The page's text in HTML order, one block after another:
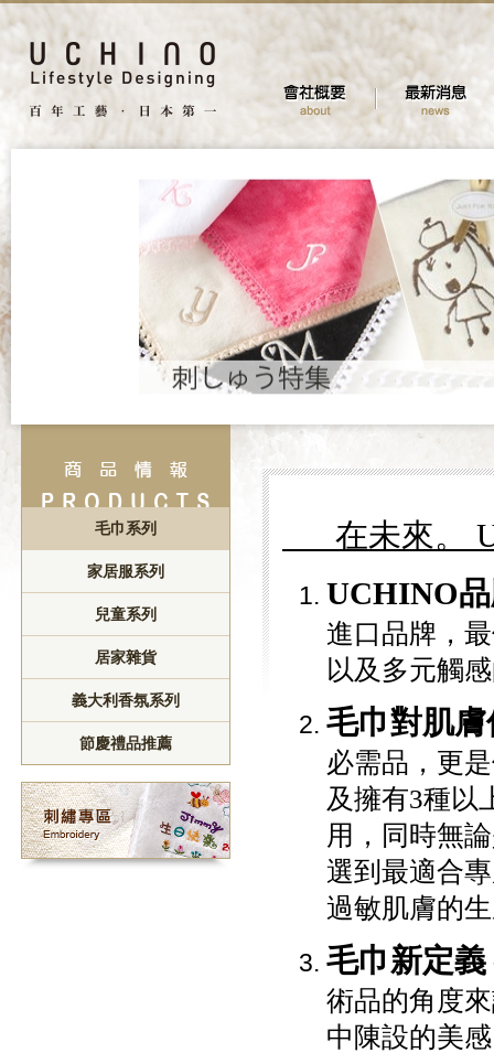
毛巾系列
家居服系列
兒童系列
居家雜貨
義大利香氛系列
節慶禮品推薦
在未來。
UCHINO
進口品牌，
以及多元觸
毛巾對肌
必需品，更
及擁有3種以
用，同時無
選到最適合
過敏肌膚的
毛巾新定義
術品的角度
中陳設的美